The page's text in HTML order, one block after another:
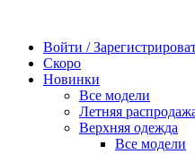
Войти /
Скоро
Новинки
Все модели
Летняя
Верхняя одежда
Все модели